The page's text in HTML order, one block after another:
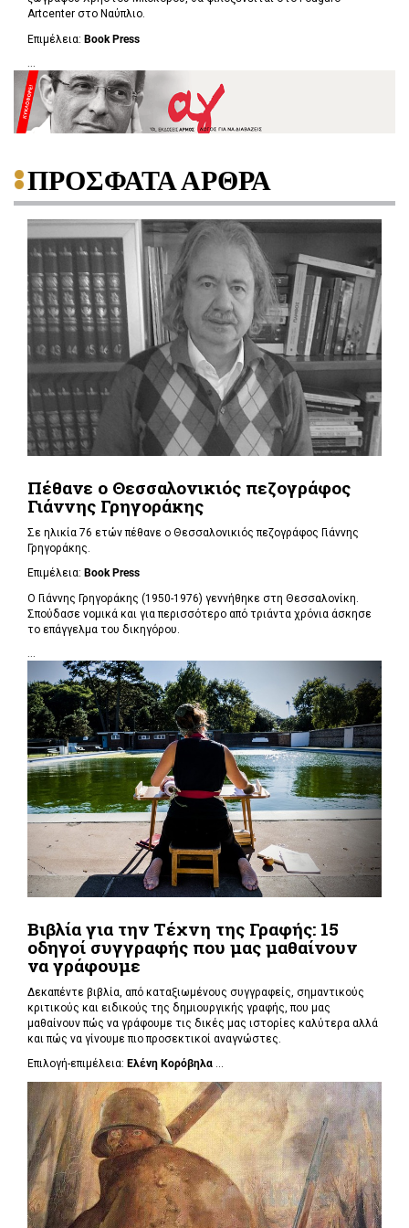
Artcenter στο Ναύπλιο.
Επιμέλεια: Book Press
...
ΠΡΟΣΦΑΤΑ ΑΡΘΡΑ
Πέθανε ο Θεσσαλονικιός πεζογράφος
Γιάννης Γρηγοράκης
Σε ηλικία 76 ετών πέθανε ο Θεσσαλονικιός πεζογράφος Γιάννης
Γρηγοράκης.
Επιμέλεια: Book Press
Ο Γιάννης Γρηγοράκης (1950-1976) γεννήθηκε στη Θεσσαλονίκη.
Σπούδασε νομικά και για περισσότερο από τριάντα χρόνια άσκησε
το επάγγελμα του δικηγόρου.
...
Βιβλία για την Τέχνη της Γραφής: 15
οδηγοί συγγραφής που μας μαθαίνουν
να γράφουμε
Δεκαπέντε βιβλία, από καταξιωμένους συγγραφείς, σημαντικούς
κριτικούς και ειδικούς της δημιουργικής γραφής, που μας
μαθαίνουν πώς να γράφουμε τις δικές μας ιστορίες καλύτερα αλλά
και πώς να γίνουμε πιο προσεκτικοί αναγνώστες.
Επιλογή-επιμέλεια: Ελένη Κορόβηλα ...